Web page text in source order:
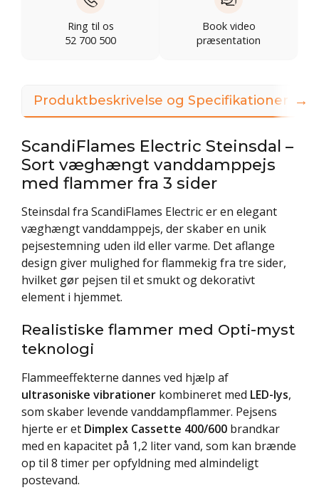
Ring til os
52 700 500
Book video
præsentation
Produktbeskrivelse og Specifikationer
ScandiFlames Electric Steinsdal –
Sort væghængt vanddamppejs
med flammer fra 3 sider
Steinsdal fra ScandiFlames Electric er en elegant
væghængt vanddamppejs, der skaber en unik
pejsestemning uden ild eller varme. Det aflange
design giver mulighed for flammekig fra tre sider,
hvilket gør pejsen til et smukt og dekorativt
element i hjemmet.
Realistiske flammer med Opti-myst
teknologi
Flammeeffekterne dannes ved hjælp af
ultrasoniske vibrationer kombineret med LED-lys,
som skaber levende vanddampflammer. Pejsens
hjerte er et Dimplex Cassette 400/600 brandkar
med en kapacitet på 1,2 liter vand, som kan brænde
op til 8 timer per opfyldning med almindeligt
postevand.
→